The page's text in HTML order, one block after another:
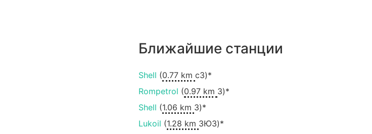
Ближайшие станции
Shell (0.77 km сЗ)*
Rompetrol (0.97 km З)*
Shell (1.06 km З)*
Lukoil (1.28 km ЗЮЗ)*